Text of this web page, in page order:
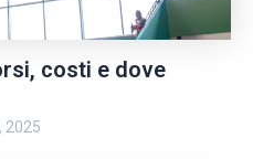
costi e dove
2025